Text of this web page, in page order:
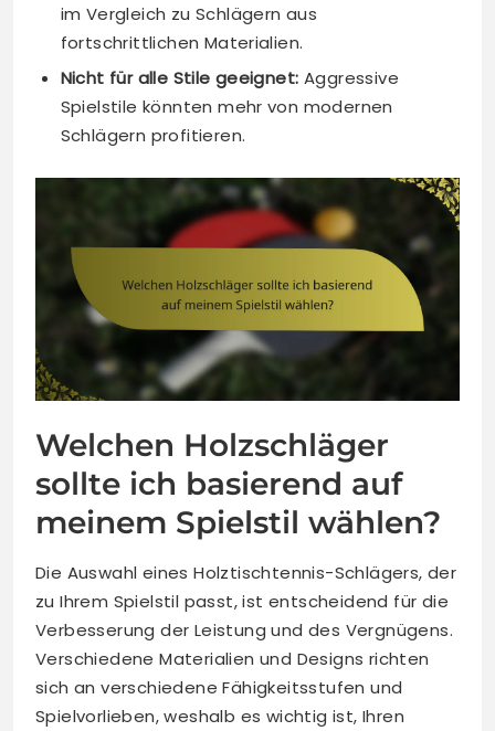
im Vergleich zu Schlägern aus
fortschrittlichen Materialien.
Nicht für alle Stile geeignet: Aggressive
Spielstile könnten mehr von modernen
Schlägern profitieren.
Welchen Holzschläger
sollte ich basierend auf
meinem Spielstil wählen?
Die Auswahl eines Holztischtennis-Schlägers, der
zu Ihrem Spielstil passt, ist entscheidend für die
Verbesserung der Leistung und des Vergnügens.
Verschiedene Materialien und Designs richten
sich an verschiedene Fähigkeitsstufen und
Spielvorlieben, weshalb es wichtig ist, Ihren